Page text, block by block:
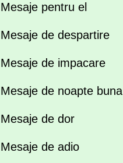
Mesaje pentru el
Mesaje de despartire
Mesaje de impacare
Mesaje de noapte buna
Mesaje de dor
Mesaje de adio